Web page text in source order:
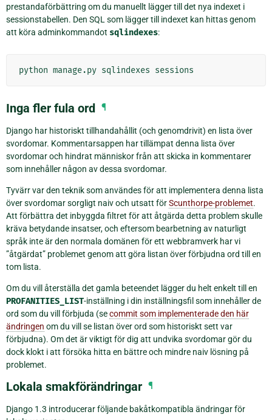
prestandaförbättring om du manuellt lägger till det nya indexet i
sessionstabellen. Den SQL som lägger till indexet kan hittas genom
att köra adminkommandot sqlindexes:
python manage.py sqlindexes
Inga fler fula ord ¶
Django har historiskt tillhandahållit (och genomdrivit) en lista över
svordomar. Kommentarsappen har tillämpat denna lista över
svordomar och hindrat människor från att skicka in kommentarer
som innehåller någon av dessa svordomar.
Tyvärr var den teknik som användes för att implementera denna lista
över svordomar sorgligt naiv och utsatt förScunthorpe-problemet.
Att förbättra det inbyggda filtret för att åtgärda detta problem skulle
kräva betydande insatser, och eftersom bearbetning av naturligt
språk inte är den normala domänen för ett webbramverk har vi
”åtgärdat” problemet genom att göra listan över förbjudna ord till en
tom lista.
Om du vill återställa det gamla beteendet lägger du helt enkelt till en
PROFANITIES_LIST-inställning i din inställningsfil som innehåller de
ord som du vill förbjuda (secommit som implementerade den här
ändringen om du vill se listan över ord som historiskt sett var
förbjudna). Om det är viktigt för dig att undvika svordomar gör du
dock klokt i att försöka hitta en bättre och mindre naiv lösning på
problemet.
Lokala smakförändringar ¶
Django 1.3 introducerar följande bakåtkompatibla ändringar för